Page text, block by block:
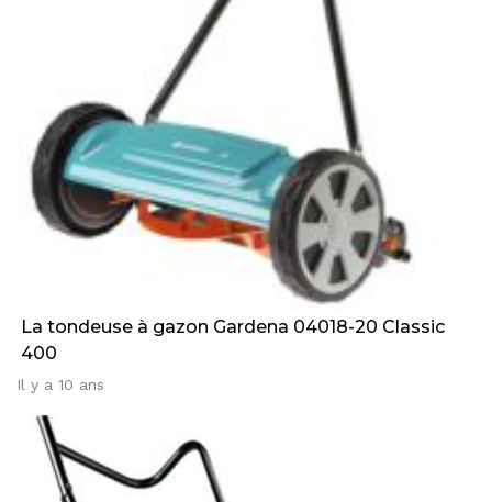
La tondeuse à gazon Gardena 04018-20 Classic
400
Il y a 10 ans